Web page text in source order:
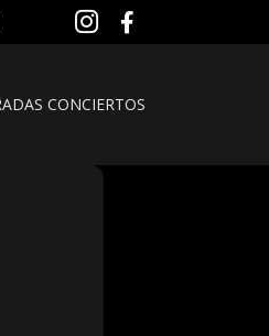
CONCIERTOS